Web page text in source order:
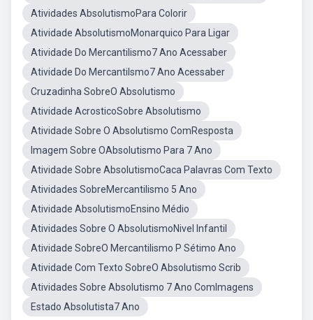
Atividades AbsolutismoPara Colorir
Atividade AbsolutismoMonarquico Para Ligar
Atividade Do Mercantilismo7 Ano Acessaber
Atividade Do Mercantilsmo7 Ano Acessaber
Cruzadinha SobreO Absolutismo
Atividade AcrosticoSobre Absolutismo
Atividade Sobre O Absolutismo ComResposta
Imagem Sobre OAbsolutismo Para 7 Ano
Atividade Sobre AbsolutismoCaca Palavras Com Texto
Atividades SobreMercantilismo 5 Ano
Atividade AbsolutismoEnsino Médio
Atividades Sobre O AbsolutismoNivel Infantil
Atividade SobreO Mercantilismo P Sétimo Ano
Atividade Com Texto SobreO Absolutismo Scrib
Atividades Sobre Absolutismo 7 Ano ComImagens
Estado Absolutista7 Ano